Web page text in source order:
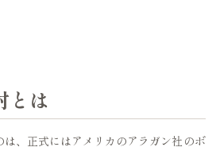
とは
、正式にはアメリカのアラガン社のボ